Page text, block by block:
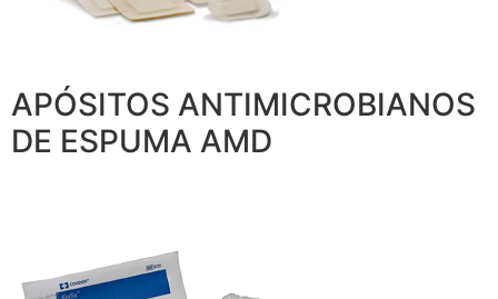
APÓSITOS ANTIMICROBIANOS
DE ESPUMA AMD